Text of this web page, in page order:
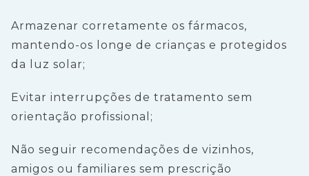
Armazenar corretamente os fármacos,
mantendo-os longe de crianças e protegidos
da luz solar;
Evitar interrupções de tratamento sem
orientação profissional;
Não seguir recomendações de vizinhos,
amigos ou familiares sem prescrição